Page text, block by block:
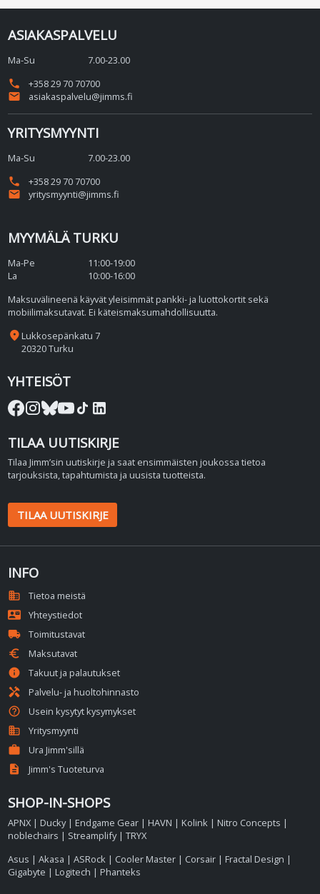
ASIAKASPALVELU
Ma-Su
7.00-23.00
phone
+358 29 70 70700
email
asiakaspalvelu@jimms.fi
YRITYSMYYNTI
Ma-Su
7.00-23.00
phone
+358 29 70 70700
email
yritysmyynti@jimms.fi
MYYMÄLÄ TURKU
Ma-Pe
11:00-19:00
La
10:00-16:00
Maksuvälineenä käyvät yleisimmät pankki- ja luottokortit sekä
mobiilimaksutavat. Ei käteismaksumahdollisuutta.
place Lukkosepänkatu 7
20320 Turku
YHTEISÖT
TILAA UUTISKIRJE
Tilaa Jimm’sin uutiskirje ja saat ensimmäisten joukossa tietoa
tarjouksista, tapahtumista ja uusista tuotteista.
TILAA UUTISKIRJE
INFO
domain
Tietoa meistä
contact_mail
Yhteystiedot
local_shipping
Toimitustavat
euro
Maksutavat
info
Takuut ja palautukset
handyman
Palvelu- ja huoltohinnasto
help_outline
Usein kysytyt kysymykset
business
Yritysmyynti
work
Ura Jimm'sillä
description
Jimm's Tuoteturva
SHOP-IN-SHOPS
APNX | Ducky| Endgame Gear | HAVN | Kolink | Nitro Concepts |
noblechairs | Streamplify|TRYX
Asus |Akasa |ASRock | Cooler Master | Corsair | Fractal Design |
Gigabyte | Logitech | Phanteks